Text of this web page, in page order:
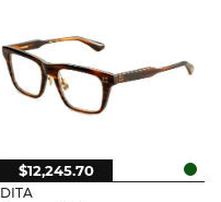
DITA
$12,245.70